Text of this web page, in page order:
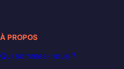
À PROPOS
Qui sommes-nous ?